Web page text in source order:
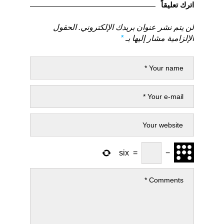
اترك تعليقاً
لن يتم نشر عنوان بريدك الإلكتروني. الحقول
الإلزامية مشار إليها بـ*
−
=
six